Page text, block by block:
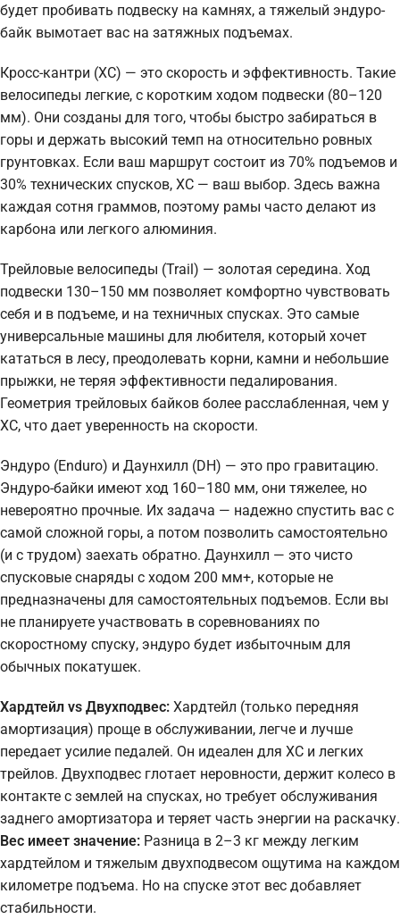
будет пробивать подвеску на камнях, а тяжелый эндуро-
байк вымотает вас на затяжных подъемах.
Кросс-кантри (XC) — это скорость и эффективность. Такие
велосипеды легкие, с коротким ходом подвески (80–120
мм). Они созданы для того, чтобы быстро забираться в
горы и держать высокий темп на относительно ровных
грунтовках. Если ваш маршрут состоит из 70% подъемов и
30% технических спусков, XC — ваш выбор. Здесь важна
каждая сотня граммов, поэтому рамы часто делают из
карбона или легкого алюминия.
Трейловые велосипеды (Trail) — золотая середина. Ход
подвески 130–150 мм позволяет комфортно чувствовать
себя и в подъеме, и на техничных спусках. Это самые
универсальные машины для любителя, который хочет
кататься в лесу, преодолевать корни, камни и небольшие
прыжки, не теряя эффективности педалирования.
Геометрия трейловых байков более расслабленная, чем у
XC, что дает уверенность на скорости.
Эндуро (Enduro) и Даунхилл (DH) — это про гравитацию.
Эндуро-байки имеют ход 160–180 мм, они тяжелее, но
невероятно прочные. Их задача — надежно спустить вас с
самой сложной горы, а потом позволить самостоятельно
(и с трудом) заехать обратно. Даунхилл — это чисто
спусковые снаряды с ходом 200 мм+, которые не
предназначены для самостоятельных подъемов. Если вы
не планируете участвовать в соревнованиях по
скоростному спуску, эндуро будет избыточным для
обычных покатушек.
Хардтейл vs Двухподвес: Хардтейл (только передняя
амортизация) проще в обслуживании, легче и лучше
передает усилие педалей. Он идеален для XC и легких
трейлов. Двухподвес глотает неровности, держит колесо в
контакте с землей на спусках, но требует обслуживания
заднего амортизатора и теряет часть энергии на раскачку.
Вес имеет значение: Разница в 2–3 кг между легким
хардтейлом и тяжелым двухподвесом ощутима на каждом
километре подъема. Но на спуске этот вес добавляет
стабильности.